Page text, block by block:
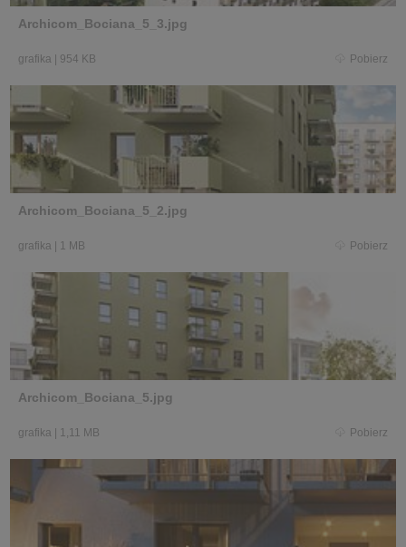
Archicom_Bociana_5_3.jpg
grafika 954 KB Pobierz
Archicom_Bociana_5_2.jpg
grafika 1 MB Pobierz
Archicom_Bociana_5.jpg
grafika 1,11 MB Pobierz